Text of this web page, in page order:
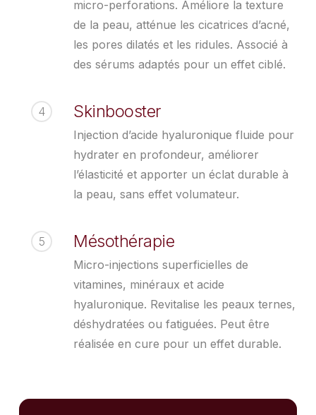
micro-perforations. Améliore la texture
de la peau, atténue les cicatrices d’acné,
les pores dilatés et les ridules. Associé à
des sérums adaptés pour un effet ciblé.
4 Skinbooster
Injection d’acide hyaluronique fluide pour
hydrater en profondeur, améliorer
l’élasticité et apporter un éclat durable à
la peau, sans effet volumateur.
5 Mésothérapie
Micro-injections superficielles de
vitamines, minéraux et acide
hyaluronique. Revitalise les peaux ternes,
déshydratées ou fatiguées. Peut être
réalisée en cure pour un effet durable.